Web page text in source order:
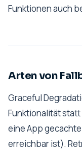
Funktionen auch
Arten von
Graceful
Funktionalität
eine App
erreichbar ist).